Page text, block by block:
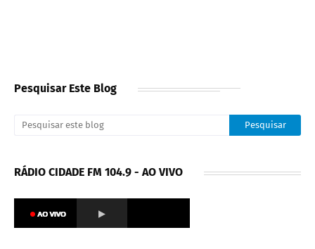
Pesquisar Este Blog
RÁDIO CIDADE FM 104.9 - AO VIVO